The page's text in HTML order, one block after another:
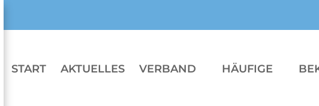
START AKTUELLES VERBAND HÄUFIGE